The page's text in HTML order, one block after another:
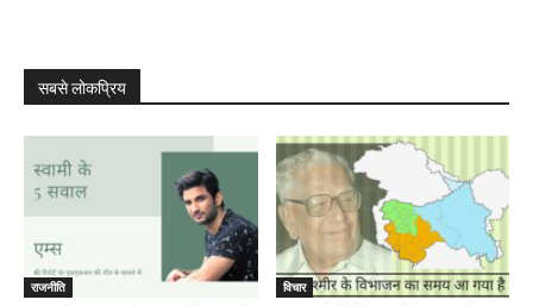
सबसे लोकप्रिय
राजनीति विचार